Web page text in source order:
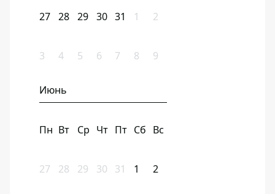
27 28 29 30 31 1 2
3 4 5 6 7 8 9
Июнь
Пн Вт Ср Чт Пт Сб Вс
27 28 29 30 31 1 2